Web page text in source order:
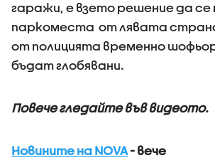
гаражи, е взето решение да се
паркоместа от лявата
от полицията временно
бъдат глобявани.
Повече гледайте във видеото.
Новините на NOVA- вече